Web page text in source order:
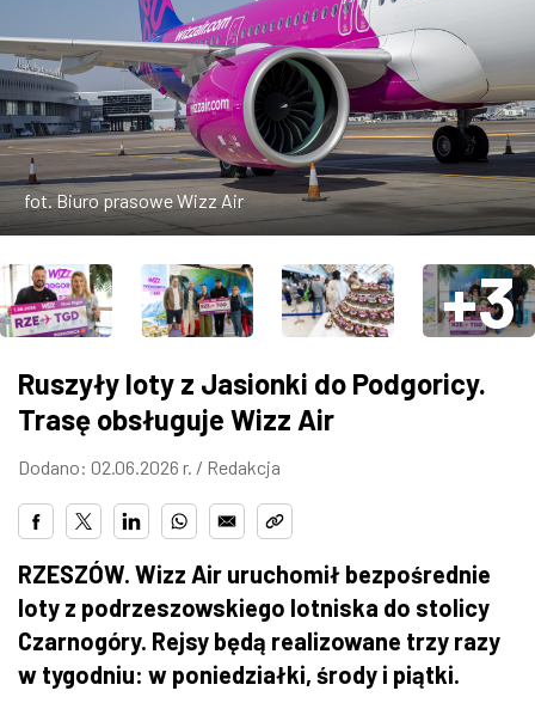
W KINACH
GASTRONOMIA
ZDJĘCIA
W RZESZOWIE
fot. Biuro prasowe Wizz Air
+3
Ruszyły loty z Jasionki do Podgoricy.
Trasę obsługuje Wizz Air
Dodano: 02.06.2026 r. / Redakcja
RZESZÓW. Wizz Air uruchomił bezpośrednie
loty z podrzeszowskiego lotniska do stolicy
Czarnogóry. Rejsy będą realizowane trzy razy
w tygodniu: w poniedziałki, środy i piątki.